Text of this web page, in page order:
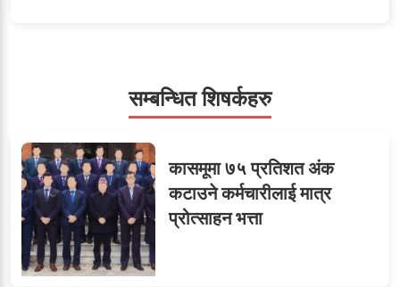
६सहसचिवमा प्रथम भएका
विजयकुमार शर्माको लोकसेवा
टिप्स
सम्बन्धित शिषर्कहरु
कासमूमा ७५ प्रतिशत अंक
कटाउने कर्मचारीलाई मात्र
प्रोत्साहन भत्ता